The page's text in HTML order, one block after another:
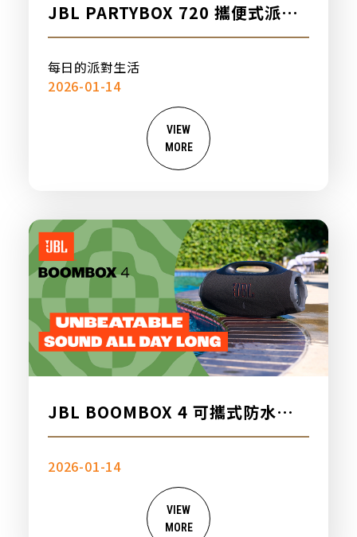
JBL PARTYBOX 720 攜便式派對
燈光藍牙喇叭，新品上市
每日的派對生活
2026-01-14
VIEW
MORE
JBL BOOMBOX 4 可攜式防水藍
牙喇叭，新品上市
2026-01-14
VIEW
MORE